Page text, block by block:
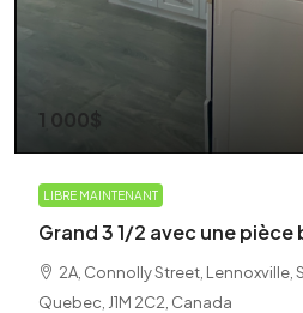
1 000$
LIBRE MAINTENANT
Grand 3 1/2 avec une pièce
2A, Connolly Street, Lennoxville,
Quebec, J1M 2C2, Canada